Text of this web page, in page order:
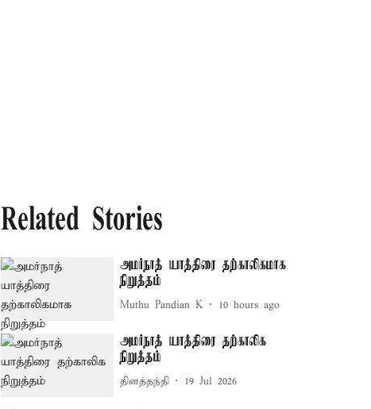
Related Stories
அமர்நாத் யாத்திரை தற்காலிகமாக
நிறுத்தம்
Muthu Pandian K 10 hours ago
அமர்நாத் யாத்திரை தற்காலிக
நிறுத்தம்
தினத்தந்தி 19 Jul 2026